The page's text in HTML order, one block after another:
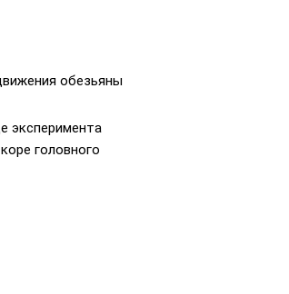
обезьяны
эксперимента
головного